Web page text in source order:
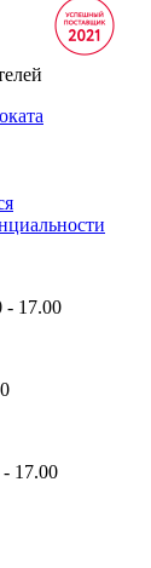
- 17.00
17.00